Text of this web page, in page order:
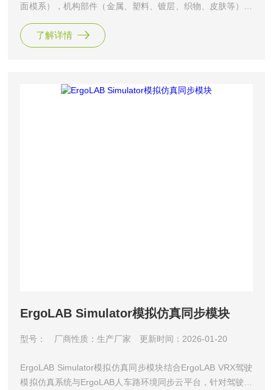
面模系），机构部件（金属、塑料、镀层、织物、皮肤等），
材料，也可通过朗伯和高斯函数定义所有材料（金属、塑料、
镀层等）的全辐射BSDF属性，准确的反映出反射，吸收，透
了解详情
ErgoLAB Simulator模拟仿真同步模块
型号： 厂商性质：生产厂家 更新时间：2026-01-20
ErgoLAB Simulator模拟仿真同步模块结合ErgoLAB VRX驾驶
模拟仿真系统与ErgoLAB人车路环境同步云平台，针对驾驶模